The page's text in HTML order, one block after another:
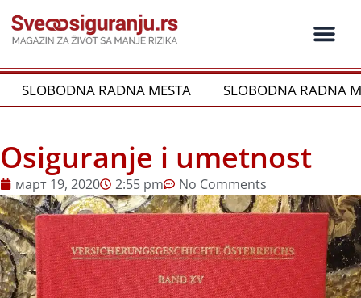
на
садржај
SLOBODNA RADNA MESTA SLOBODNA RADNA
Osiguranje i umetnost
март 19, 2020 2:55 pm No Comments